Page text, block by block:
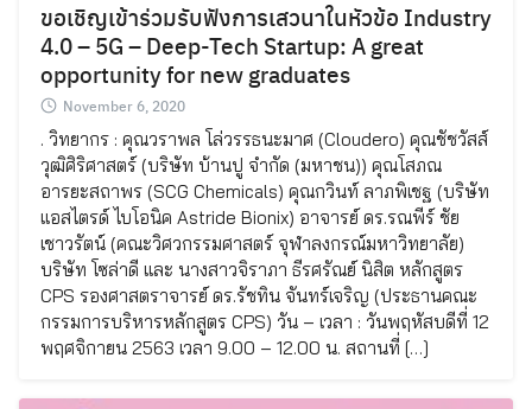
ขอเชิญเข้าร่วมรับฟังการเสวนาในหัวข้อ Industry
4.0 – 5G – Deep-Tech Startup: A great
opportunity for new graduates
November 6, 2020
. วิทยากร : คุณวราพล โล่วรรธนะมาศ (Cloudero) คุณชัชวัสส์
วุฒิศิริศาสตร์ (บริษัท บ้านปู จำกัด (มหาชน)) คุณโสภณ
อารยะสถาพร (SCG Chemicals) คุณกวินท์ ลาภพิเชฐ (บริษัท
แอสไตรด์ ไบโอนิค Astride Bionix) อาจารย์ ดร.รณพีร์ ชัย
เชาวรัตน์ (คณะวิศวกรรมศาสตร์ จุฬาลงกรณ์มหาวิทยาลัย)
บริษัท โซล่าดี และ นางสาวจิราภา ธีรศรัณย์ นิสิต หลักสูตร
CPS รองศาสตราจารย์ ดร.รัชทิน จันทร์เจริญ (ประธานคณะ
กรรมการบริหารหลักสูตร CPS) วัน – เวลา : วันพฤหัสบดีที่ 12
พฤศจิกายน 2563 เวลา 9.00 – 12.00 น. สถานที่ […]